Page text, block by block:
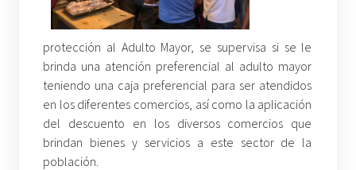
protección al Adulto Mayor, se supervisa si se le
brinda una atención preferencial al adulto mayor
teniendo una caja preferencial para ser atendidos
en los diferentes comercios, así como la aplicación
del descuento en los diversos comercios que
brindan bienes y servicios a este sector de la
población.